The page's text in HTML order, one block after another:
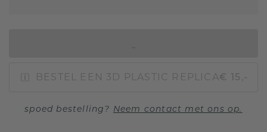
BESTEL EEN 3D PLASTIC REPLICA€ 15,-
spoed bestelling? Neem contact met ons op.